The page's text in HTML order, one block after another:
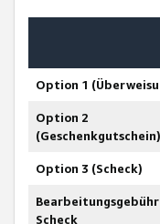
Option 1
Option 2
(Geschenkgutschein)
Option 3 (Scheck)
Bearbeitungsgebühr
Scheck